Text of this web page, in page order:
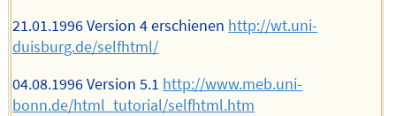
21.01.1996 Version 4 erschienen http://wt.uni-
duisburg.de/selfhtml/
04.08.1996 Version 5.1 http://www.meb.uni-
bonn.de/html_tutorial/selfhtml.htm